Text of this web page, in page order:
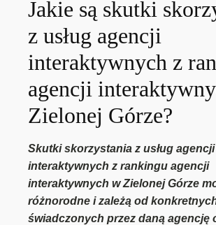
Jakie są skutki
z usług agencji
interaktywnych z
agencji
Zielonej Górze?
Skutki skorzystania z usług agencji
interaktywnych z rankingu agencji
interaktywnych w Zielonej Górze
różnorodne i zależą od
świadczonych przez daną agencję